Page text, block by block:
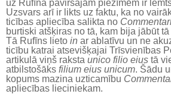
uz Rufīna paviršajām piezīmēm ir
Uzsvars arī ir likts uz faktu, ka no
ticības apliecība salikta no
burtiski atšķiras no tā, kam bija jābūt
Tā Rufīns lieto in ar ablatīvu un ne
ticību katrai atsevišķajai Trīsvienības
artikulā viņš raksta unico filio eius tā
atbilstošāks filium eius unicum. Šādu
kopums mazina uzticamību
apliecības lieciniekam.